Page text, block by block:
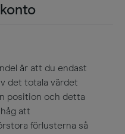
är att du endast
det totala värdet
position och detta
att
förlusterna så